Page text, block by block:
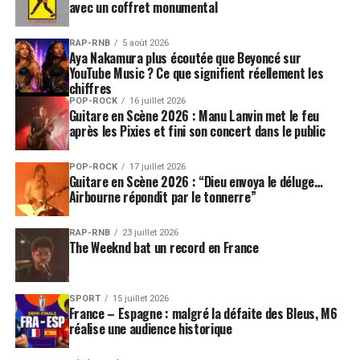
de l’automne 2010 dans le havre de paix, de technologie
créé par Lars Nilsson. Comme un retour aux sources et
une promesse d’avenir, Avishai Cohen retrouvait un
ingénieur du son et mixeur avec lequel il entretient des
rapports qui dépassent le niveau strictement
professionnel – toujours cette histoire de famille que le
musicien se façonne autour de lui. Lars Nilsson
architecte des disques « Continuo » et « Gently
Disturbed », pierres de touche de la discographie de
Cohen, a fait beaucoup pour mettre en valeur les
compositions diamantines du contrebassiste. Avec le
Suédois, le musicien ne trouvait pas seulement qu’un
« enregistreur », mais une oreille, un miroir technique,
de son perfectionnisme artistique.
Truffaut disait du Citizen Kane d’Orson Welles qu’il
résumait tous les films et préfigurait tous les autres.
avec un coffret monumental
RAP-RNB 5 août 2026
Aya Nakamura plus écoutée que Beyoncé sur
YouTube Music ? Ce que signifient réellement les
chiffres
POP-ROCK 16 juillet 2026
Guitare en Scène 2026 : Manu Lanvin met le feu
après les Pixies et fini son concert dans le public
POP-ROCK 17 juillet 2026
Guitare en Scène 2026 : “Dieu envoya le déluge…
Airbourne répondit par le tonnerre”
RAP-RNB 23 juillet 2026
The Weeknd bat un record en France
SPORT 15 juillet 2026
France – Espagne : malgré la défaite des Bleus, M6
réalise une audience historique